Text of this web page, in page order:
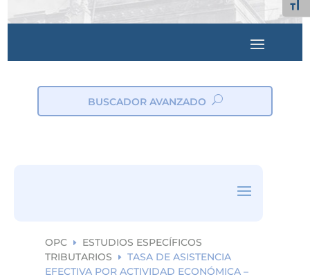
BUSCADOR AVANZADO
OPC E
ESTUDIOS ESPECÍFICOS
TRIBUTARIOS
E
TASA DE ASISTENCIA
EFECTIVA POR ACTIVIDAD ECONÓMICA –